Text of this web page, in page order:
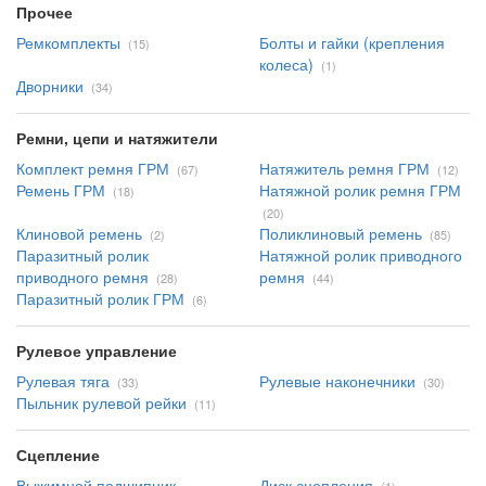
Прочее
Ремкомплекты (15)
Болты и гайки (крепления
колеса) (1)
Дворники (34)
Ремни, цепи и натяжители
Комплект ремня ГРМ (67) Натяжитель ремня ГРМ (12)
Ремень ГРМ (18) Натяжной ролик ремня ГРМ
(20)
Клиновой ремень (2) Поликлиновый ремень (85)
Паразитный ролик
приводного ремня (28)
Натяжной ролик приводного
ремня (44)
Паразитный ролик ГРМ (6)
Рулевое управление
Рулевая тяга (33) Рулевые наконечники (30)
Пыльник рулевой рейки (11)
Сцепление